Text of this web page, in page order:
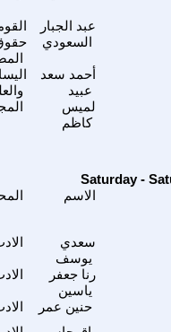
عبد الجبار
السعودي
أحمد سعد
عبيد
لميس
كاظم
الاسم
سعدي
يوسف
رنا جعفر
ياسين
حنين عمر